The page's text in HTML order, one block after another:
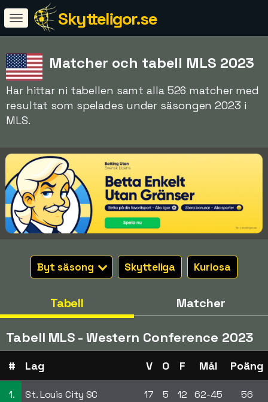
Skytteligor.se
Matcher och tabell MLS 2023
Har hittar ni tabellen samt alla 526 matcher med
resultat som spelades under säsongen 2023 i
MLS.
Byt säsong Skytteliga Kuriosa
Tabell Matcher
Tabell MLS - Western Conference 2023
# Lag V O F Mål Poäng
1. St. Louis City SC 17 5 12 62-45 56